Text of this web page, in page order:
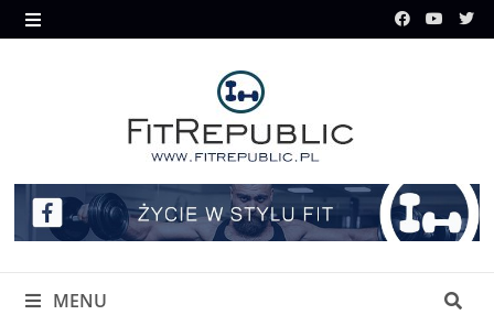
Skip
to
MENU
MENU